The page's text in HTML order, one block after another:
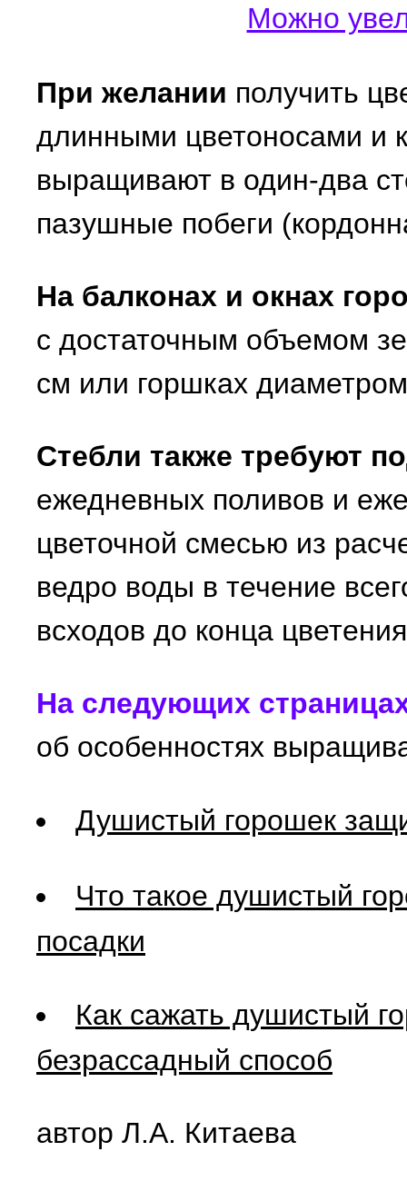
Можно
При желании получить
длинными цветоносами и
выращивают в один-два
пазушные побеги
На балконах и окнах
с достаточным объемом
см или горшках
Стебли также требуют
ежедневных поливов и
цветочной смесью из
ведро воды в течение
всходов до конца
На следующих
об особенностях
Душистый горошек
Что такое душистый
посадки
Как сажать душистый
безрассадный способ
автор Л.А. Китаева